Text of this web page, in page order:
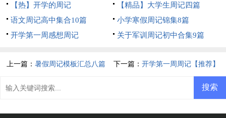
【热】开学的周记
【精品】大学生周记四篇
语文周记高中集合10篇
小学寒假周记锦集8篇
开学第一周感想周记
关于军训周记初中合集9篇
上一篇：暑假周记模板汇总八篇 下一篇： 开学第一周周记【推荐】